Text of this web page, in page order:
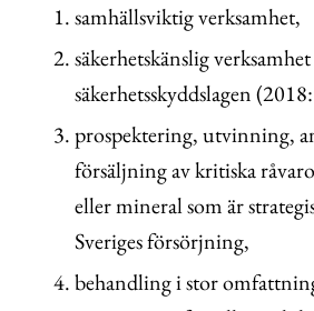
samhällsviktig verksamhet,
säkerhetskänslig
säkerhetsskyddslagen
prospektering, utvinning,
försäljning av kritiska
eller mineral som är
Sveriges försörjning,
behandling i stor